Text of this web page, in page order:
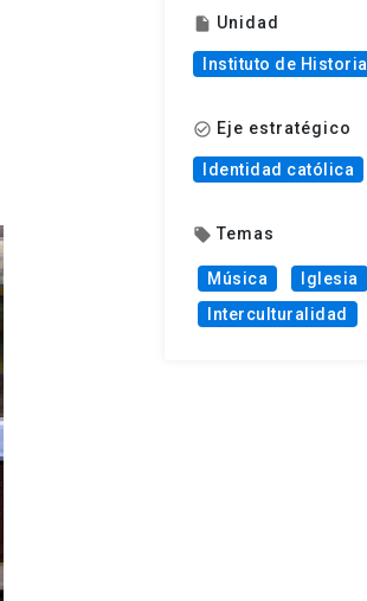
insert_drive_file Unidad
Instituto de Historia
check_circle_outline Eje estratégico
Identidad católica
local_offer Temas
Música
Iglesia
Interculturalidad